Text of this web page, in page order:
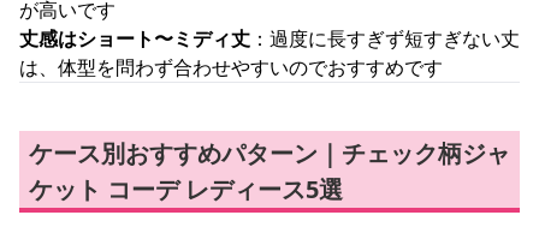
が高いです
丈感はショート〜ミディ丈 ：過度に長すぎず短すぎない丈
は、体型を問わず合わせやすいのでおすすめです
ケース別おすすめパターン｜チェック柄ジャ
ケット コーデ レディース5選